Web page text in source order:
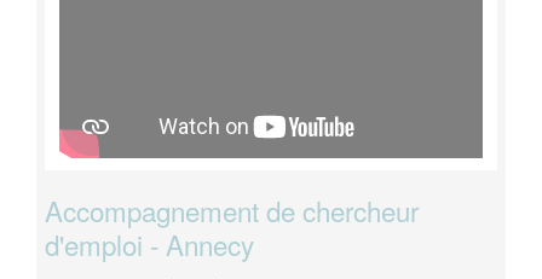
Accompagnement de chercheur
d'emploi - Annecy